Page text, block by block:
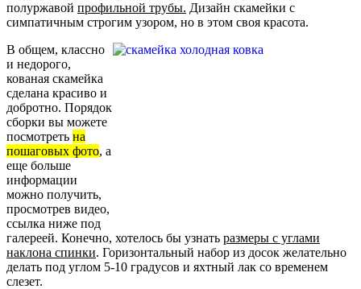
полуржавой профильной трубы. Дизайн скамейки с
симпатичным строгим узором, но в этом своя красота.
В общем, классно
и недорого,
кованая скамейка
сделана красиво и
добротно. Порядок
сборки вы можете
посмотреть на
пошаговых фото, а
еще больше
информации
можно получить,
просмотрев видео,
ссылка ниже под
галереей. Конечно, хотелось бы узнать размеры с углами
наклона спинки. Горизонтальный набор из досок желательно
делать под углом 5-10 градусов и яхтный лак со временем
слезет.